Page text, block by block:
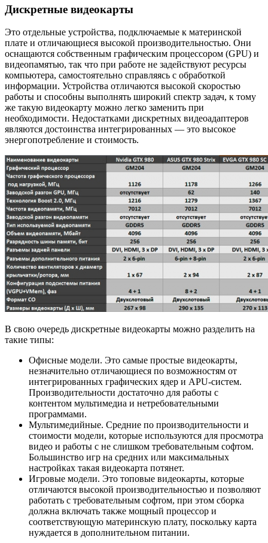
Дискретные видеокарты
Это отдельные устройства, подключаемые к материнской
плате и отличающиеся высокой производительностью. Они
оснащаются собственным графическим процессором (GPU) и
видеопамятью, так что при работе не задействуют ресурсы
компьютера, самостоятельно справляясь с обработкой
информации. Устройства отличаются высокой скоростью
работы и способны выполнять широкий спектр задач, к тому
же такую видеокарту можно легко заменить при
необходимости. Недостатками дискретных видеоадаптеров
являются достоинства интегрированных — это высокое
энергопотребление и стоимость.
В свою очередь дискретные видеокарты можно разделить на
такие типы:
Офисные модели. Это самые простые видеокарты,
незначительно отличающиеся по возможностям от
интегрированных графических ядер и APU-систем.
Производительности достаточно для работы с
контентом мультимедиа и нетребовательными
программами.
Мультимедийные. Средние по производительности и
стоимости модели, которые используются для просмотра
видео и работы с не слишком требовательным софтом.
Большинство игр на средних или максимальных
настройках такая видеокарта потянет.
Игровые модели. Это топовые видеокарты, которые
отличаются высокой производительностью и позволяют
работать с требовательным софтом, при этом сборка
должна включать также мощный процессор и
соответствующую материнскую плату, поскольку карта
нуждается в дополнительном питании.